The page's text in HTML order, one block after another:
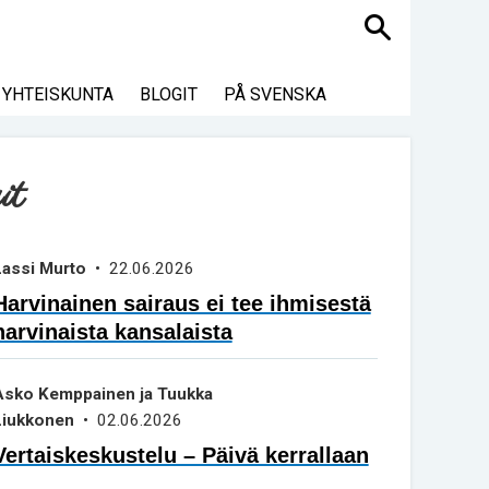
Haku
YHTEISKUNTA BLOGIT PÅ SVENSKA
Murto • 22.06.2026
sairaus ei tee ihmisestä
kansalaista
Kemppainen ja Tuukka
• 02.06.2026
– Päivä kerrallaan